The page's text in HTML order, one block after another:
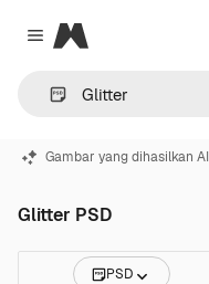
Close menu
Magnific
Gambar yang dihasilkan AI
Glitter PSD
PSD